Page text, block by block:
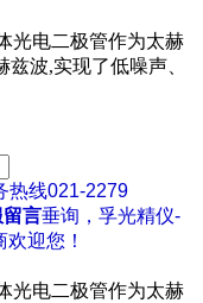
光电二极管作为太赫
波,实现了低噪声、
热线021-2279
言垂询，孚光精仪-
迎您！
光电二极管作为太赫